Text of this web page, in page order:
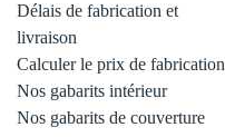
Délais de fabrication et
livraison
Calculer le prix de fabrication
Nos gabarits intérieur
Nos gabarits de couverture